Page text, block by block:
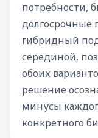
потребности,
долгосрочные
гибридный
серединой,
обоих
решение
минусы
конкретного